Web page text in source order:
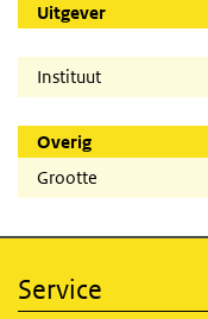
Uitgever
Instituut
Overig
Grootte
Service